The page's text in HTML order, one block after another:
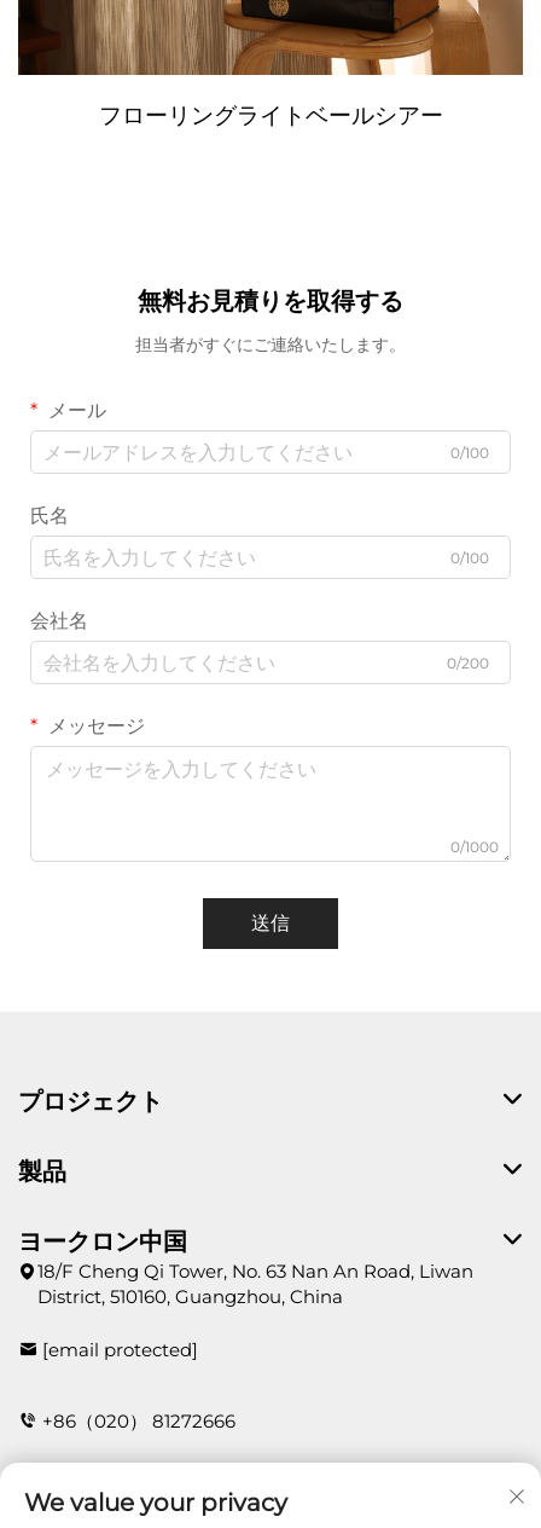
フローリングライトベールシアー
無料お見積りを取得する
担当者がすぐにご連絡いたします。
メール
0/100
氏名
0/100
会社名
0/200
メッセージ
0/1000
送信
プロジェクト
製品
ヨークロン中国
18/F Cheng Qi Tower, No. 63 Nan An Road, Liwan
District, 510160, Guangzhou, China
[email protected]
+86（020） 81272666
お問い合わせ
We value your privacy